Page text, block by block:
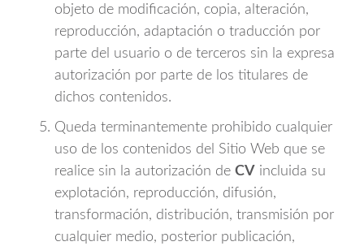
objeto de modificación, copia, alteración,
reproducción, adaptación o traducción por
parte del usuario o de terceros sin la expresa
autorización por parte de los titulares de
dichos contenidos.
Queda terminantemente prohibido cualquier
uso de los contenidos del Sitio Web que se
realice sin la autorización de CV incluida su
explotación, reproducción, difusión,
transformación, distribución, transmisión por
cualquier medio, posterior publicación,